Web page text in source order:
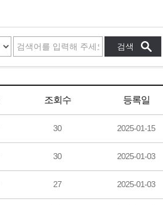
조회수 등록일
30 2025-01-15
30 2025-01-03
27 2025-01-03